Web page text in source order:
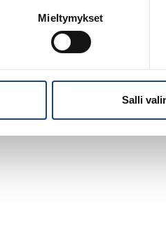
Mieltymykset
Salli